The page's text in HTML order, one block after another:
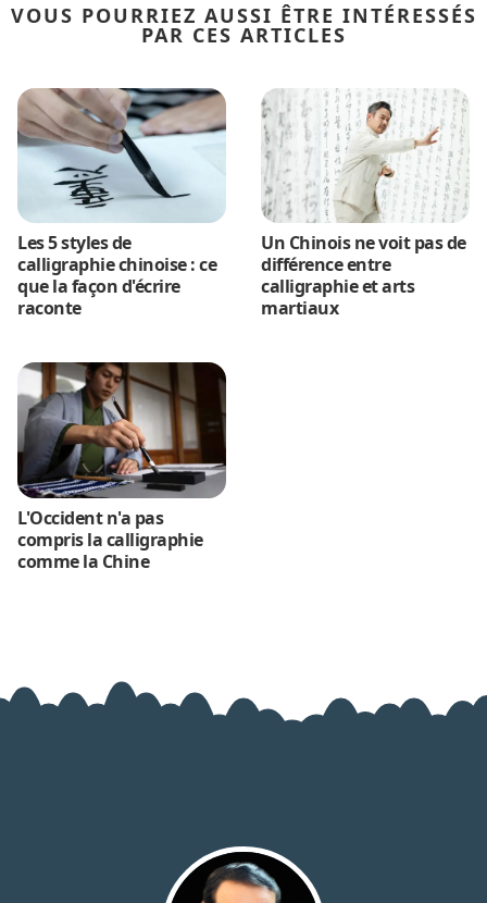
VOUS POURRIEZ AUSSI ÊTRE INTÉRESSÉS
PAR CES ARTICLES
Les 5 styles de
calligraphie chinoise : ce
que la façon d'écrire
raconte
Un Chinois ne voit pas de
différence entre
calligraphie et arts
martiaux
L'Occident n'a pas
compris la calligraphie
comme la Chine